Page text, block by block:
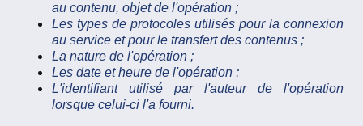
au contenu, objet de l'opération ;
Les types de protocoles utilisés pour la connexion
au service et pour le transfert des contenus ;
La nature de l'opération ;
Les date et heure de l'opération ;
L'identifiant utilisé par l'auteur de l'opération
lorsque celui-ci l'a fourni.